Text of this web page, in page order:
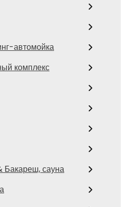
автомойка
комплекс
Бакареш, сауна